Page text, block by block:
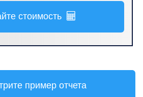
стоимость
пример отчета